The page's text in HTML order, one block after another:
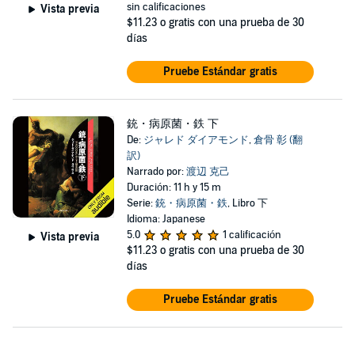
Vista previa
sin calificaciones
$11.23 o gratis con una prueba de 30
días
Pruebe Estándar gratis
Vista previa
銃・病原菌・鉄 下
De: ジャレド ダイアモンド,倉骨 彰 (翻
訳)
Narrado por:渡辺 克己
Duración: 11 h y 15 m
Serie:銃・病原菌・鉄, Libro 下
Idioma: Japanese
5.0
1 calificación
$11.23 o gratis con una prueba de 30
días
Pruebe Estándar gratis